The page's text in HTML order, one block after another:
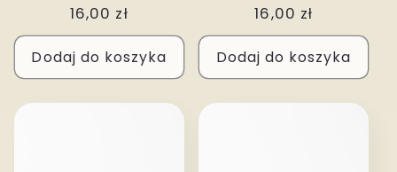
Cena
regularna
16,00 zł
Dodaj do koszyka
Cena
regularna
16,00 zł
Dodaj do koszyka